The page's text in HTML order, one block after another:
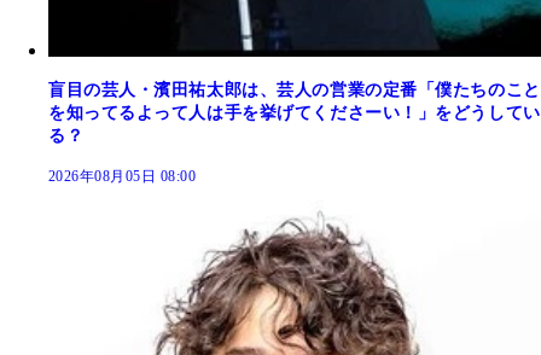
盲目の芸人・濱田祐太郎は、芸人の営業の定番「僕たちのこと
を知ってるよって人は手を挙げてくださーい！」をどうしてい
る？
2026年08月05日 08:00